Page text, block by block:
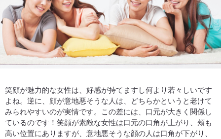
笑顔が魅力的な女性は、好感が持てますし何より若々しいです
よね。逆に、顔が意地悪そうな人は、どちらかというと老けて
みられやすいのが実情です。この差には、口元が大きく関係し
ているのです！笑顔が素敵な女性は口元の口角が上がり、頬も
高い位置にありますが、意地悪そうな顔の人は口角が下がり、